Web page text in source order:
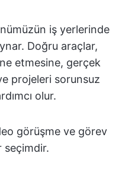
iş yerlerinde
Doğru araçlar,
etmesine, gerçek
projeleri sorunsuz
olur.
görüşme ve görev
seçimdir.